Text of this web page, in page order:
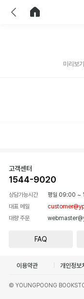
미리보기
고객센터
1544-9020
상담가능시간 평일 09:00 ~
대표 메일
대량 주문
FAQ
이용약관 개인정보
© YOUNGPOONG